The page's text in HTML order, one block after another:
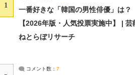
1
一番好きな「韓国の男性俳優」は？
【2026年版・人気投票実施中】 | 芸
ねとらぼリサーチ
コメント数： 7